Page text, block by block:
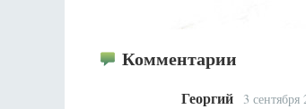
Комментарии
Георгий 3